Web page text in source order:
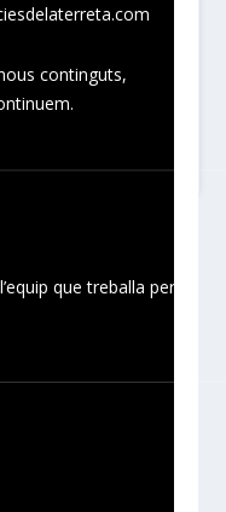
continguts,
que treballa per